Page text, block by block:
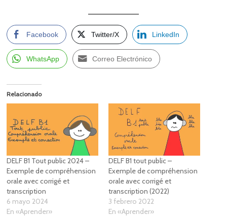
Facebook Twitter/X LinkedIn
WhatsApp Correo Electrónico
Relacionado
DELF B1 Tout public 2024 –
Exemple de compréhension
orale avec corrigé et
transcription
6 mayo 2024
En «Aprender»
DELF B1 tout public –
Exemple de compréhension
orale avec corrigé et
transcription (2022)
3 febrero 2022
En «Aprender»